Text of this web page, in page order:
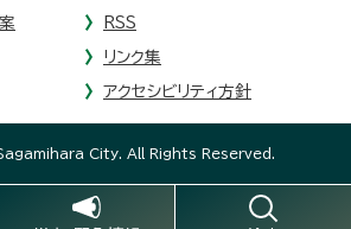
RSS
リンク集
アクセシビリティ方針
City. All Rights Reserved.